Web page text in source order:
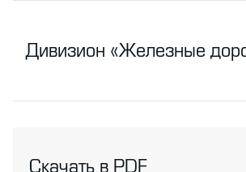
Дивизион «Железные
Скачать в PDF